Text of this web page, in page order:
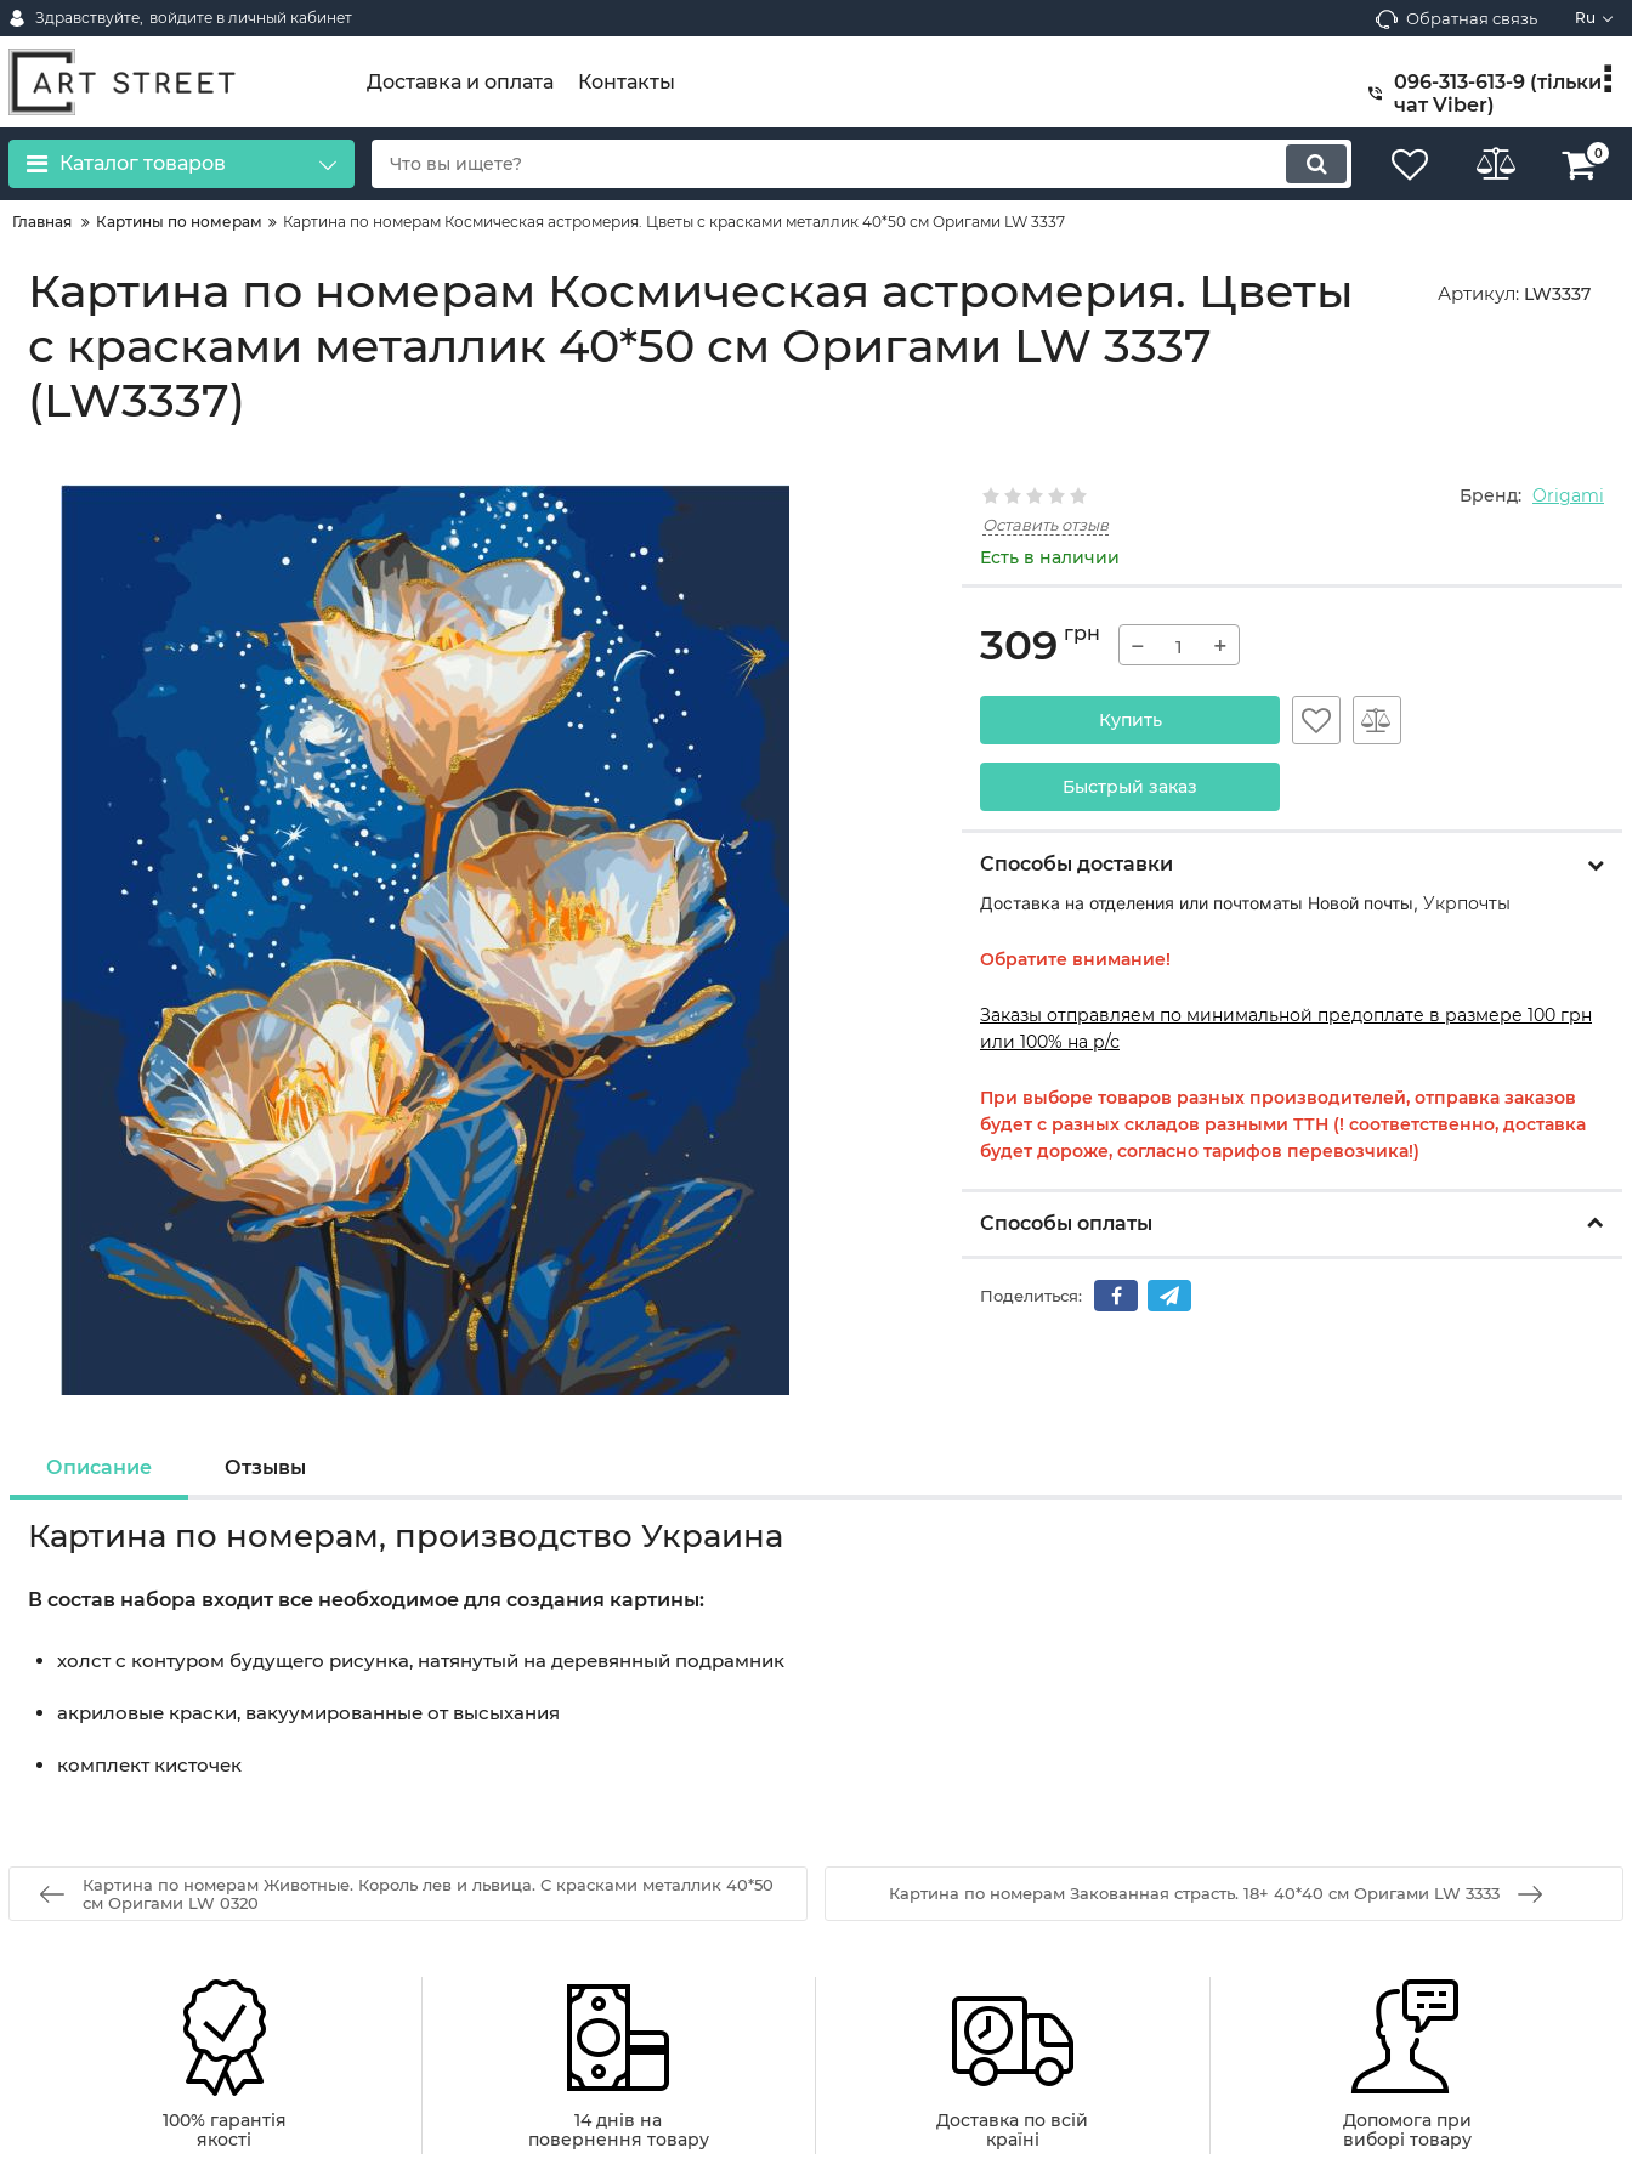
Здравствуйте, войдите в личный кабинет Обратная связь Ru
Доставка и оплата Контакты
096-313-613-9 (тільки
чат Viber)
Каталог товаров 0
Главная Картины по номерам Картина по номерам Космическая астромерия. Цветы с красками металлик 40*50 см Оригами LW 3337
Картина по номерам Космическая астромерия. Цветы
с красками металлик 40*50 см Оригами LW 3337
(LW3337)
Артикул: LW3337
Бренд: Origami
Оставить отзыв
Есть в наличии
309 грн − +
Купить
Быстрый заказ
Способы доставки
Доставка на отделения или почтоматы Новой почты, Укрпочты
Обратите внимание!
Заказы отправляем по минимальной предоплате в размере 100 грн
или 100% на р/с
При выборе товаров разных производителей, отправка заказов
будет с разных складов разными ТТН (! соответственно, доставка
будет дороже, согласно тарифов перевозчика!)
Способы оплаты
Поделиться:
Описание Отзывы
Картина по номерам, производство Украина
В состав набора входит все необходимое для создания картины:
холст с контуром будущего рисунка, натянутый на деревянный подрамник
акриловые краски, вакуумированные от высыхания
комплект кисточек
Картина по номерам Животные. Король лев и львица. С красками металлик 40*50
см Оригами LW 0320
Картина по номерам Закованная страсть. 18+ 40*40 см Оригами LW 3333
100% гарантія
якості
14 днів на
повернення товару
Доставка по всій
країні
Допомога при
виборі товару